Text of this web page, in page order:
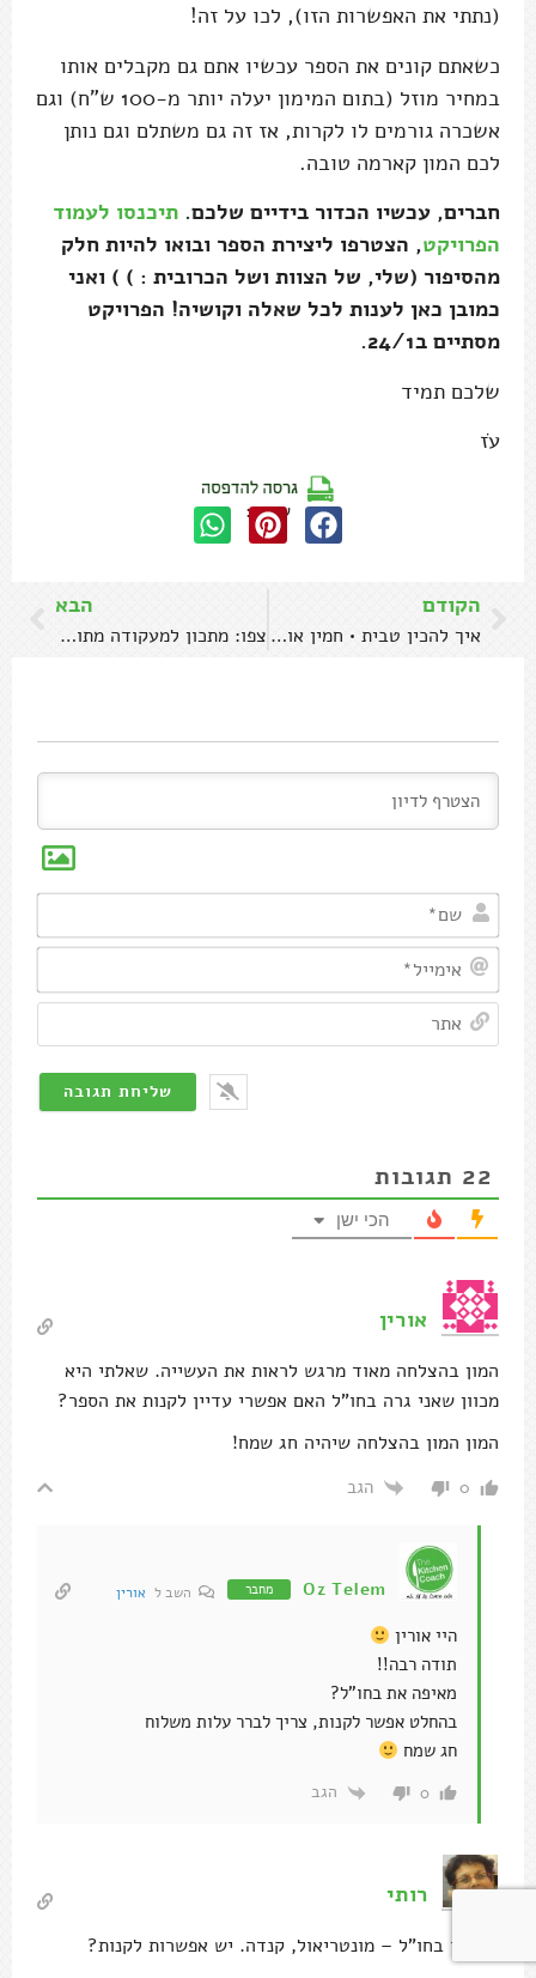
(נתתי את האפשרות הזו), לכו על זה!
כשאתם קונים את הספר עכשיו אתם גם מקבלים אותו
במחיר מוזל (בתום המימון יעלה יותר מ-100 ש"ח) וגם
אשכרה גורמים לו לקרות, אז זה גם משתלם וגם נותן
לכם המון קארמה טובה.
חברים, עכשיו הכדור בידיים שלכם. תיכנסו לעמוד
הפרויקט, הצטרפו ליצירת הספר ובואו להיות חלק
מהסיפור (שלי, של הצוות ושל הכרובית : ) ) ואני
כמובן כאן לענות לכל שאלה וקושיה! הפרויקט
מסתיים ב24/1.
שלכם תמיד
עֹז
שתפו:
הקודם
איך להכין טבית • חמין אורז ועוף בנוסח עיראקי
הבא
צפו: מתכון למעקודה מתוך ספר הכרובית
שם*
22 תגובות
הכי ישן
אורין
המון בהצלחה מאוד מרגש לראות את העשייה. שאלתי היא
מכוון שאני גרה בחו"ל האם אפשרי עדיין לקנות את הספר?
המון המון בהצלחה שיהיה חג שמח!
0 הגב
Oz Telem מחבר השב ל אורין
היי אורין
תודה רבה!!
מאיפה את בחו"ל?
בהחלט אפשר לקנות, צריך לברר עלות משלוח
חג שמח
0 הגב
רותי
גם אני בחו"ל – מונטריאול, קנדה. יש אפשרות לקנות?